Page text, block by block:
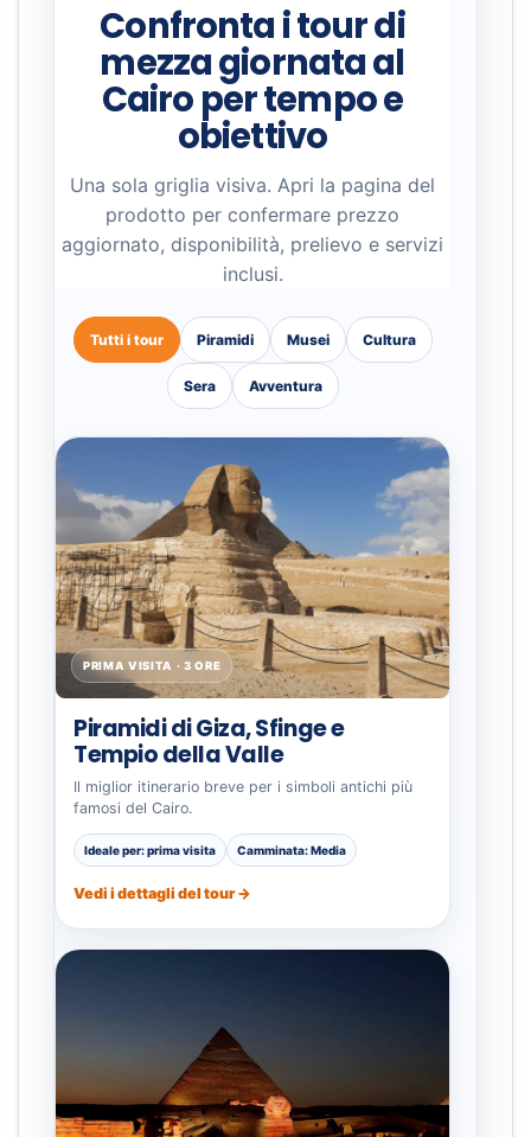
Confronta i tour di
mezza giornata al
Cairo per tempo e
obiettivo
Una sola griglia visiva. Apri la pagina del
prodotto per confermare prezzo
aggiornato, disponibilità, prelievo e servizi
inclusi.
Tutti i tour Piramidi Musei Cultura
Sera Avventura
PRIMA VISITA · 3 ORE
Piramidi di Giza, Sfinge e
Tempio della Valle
Il miglior itinerario breve per i simboli antichi più
famosi del Cairo.
Ideale per: prima visita Camminata: Media
Vedi i dettagli del tour →